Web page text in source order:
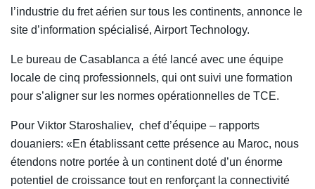
l’industrie du fret aérien sur tous les continents, annonce le
site d’information spécialisé, Airport Technology.
Le bureau de Casablanca a été lancé avec une équipe
locale de cinq professionnels, qui ont suivi une formation
pour s’aligner sur les normes opérationnelles de TCE.
Pour Viktor Staroshaliev, chef d’équipe – rapports
douaniers: «En établissant cette présence au Maroc, nous
étendons notre portée à un continent doté d’un énorme
potentiel de croissance tout en renforçant la connectivité